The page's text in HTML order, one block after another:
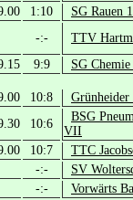
1:10 SG Rauen
-:- TTV
9:9 SG
10:8
10:6
BSG
VII
10:7 TTC
-:- SV
-:- Vorwärts